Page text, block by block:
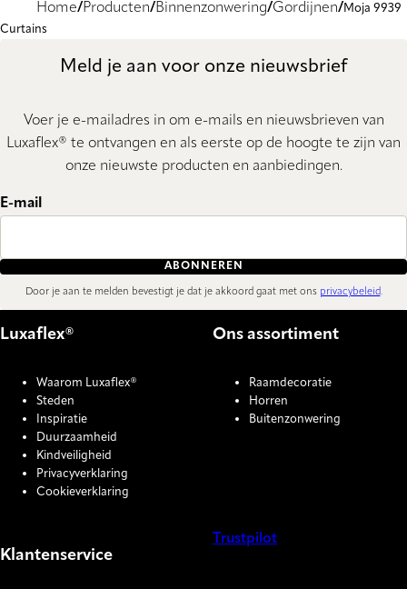
Home Producten Binnenzonwering Gordijnen
Moja 9939
Curtains
Meld je aan voor onze nieuwsbrief
Voer je e-mailadres in om e-mails en nieuwsbrieven van
Luxaflex® te ontvangen en als eerste op de hoogte te zijn van
onze nieuwste producten en aanbiedingen.
E-mail
ABONNEREN
Door je aan te melden bevestigt je dat je akkoord gaat met ons privacybeleid.
Luxaflex®
Waarom Luxaflex®
Steden
Inspiratie
Duurzaamheid
Kindveiligheid
Privacyverklaring
Cookieverklaring
Ons assortiment
Raamdecoratie
Horren
Buitenzonwering
Klantenservice
Trustpilot